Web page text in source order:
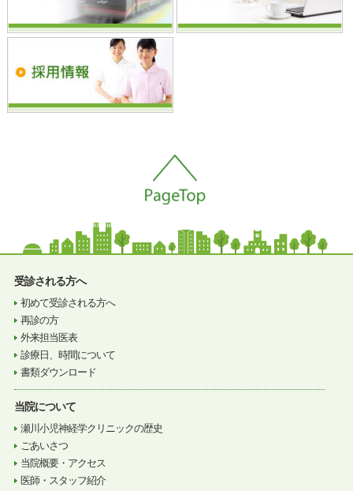
受診される方へ
初めて受診される方へ
再診の方
外来担当医表
診療日、時間について
書類ダウンロード
当院について
瀬川小児神経学クリニックの歴史
ごあいさつ
当院概要・アクセス
医師・スタッフ紹介